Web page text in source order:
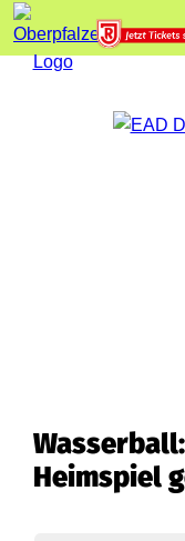
Heimspiel